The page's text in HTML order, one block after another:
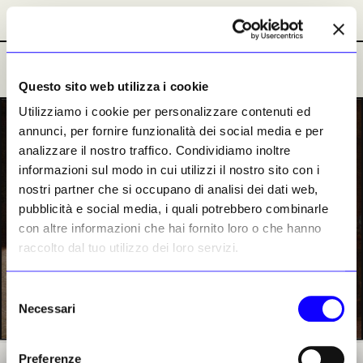
Questo sito web utilizza i cookie
Utilizziamo i cookie per personalizzare contenuti ed
annunci, per fornire funzionalità dei social media e per
analizzare il nostro traffico. Condividiamo inoltre
informazioni sul modo in cui utilizzi il nostro sito con i
nostri partner che si occupano di analisi dei dati web,
pubblicità e social media, i quali potrebbero combinarle
con altre informazioni che hai fornito loro o che hanno
raccolto dal tuo utilizzo dei loro servizi.
delNecessari
Preferenze
PREMIUM